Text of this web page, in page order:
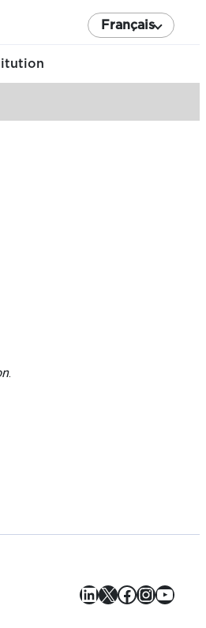
Français
.
LinkedIn
X Facebook